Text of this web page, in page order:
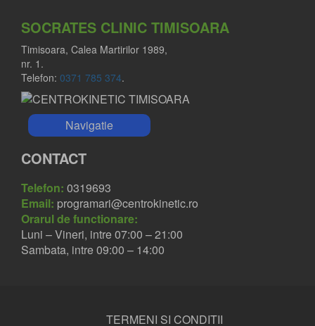
SOCRATES CLINIC TIMISOARA
Timisoara, Calea Martirilor 1989,
nr. 1.
Telefon: 0371 785 374.
Navigatie
CONTACT
Telefon: 0319693
Email: programari@centrokinetic.ro
Orarul de functionare:
Luni – Vineri, intre 07:00 – 21:00
Sambata, intre 09:00 – 14:00
TERMENI SI CONDITII